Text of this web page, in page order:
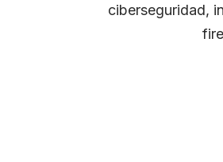
ciberseguridad,